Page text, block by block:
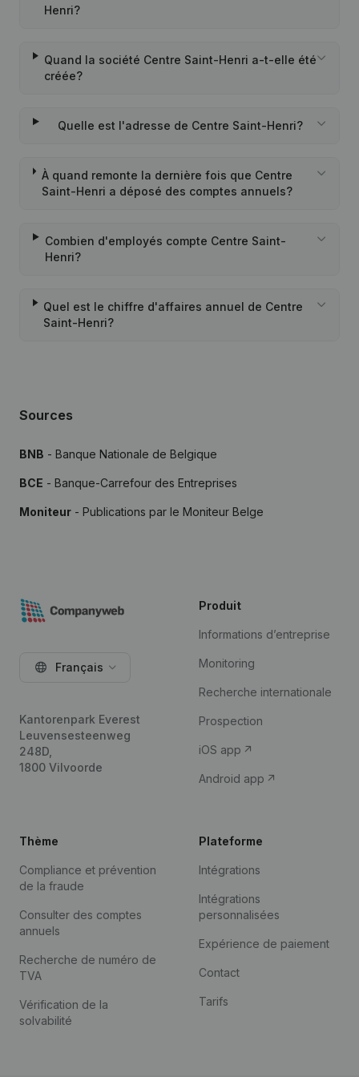
Henri?
Quand la société Centre Saint-Henri a-t-elle été
créée?
Quelle est l'adresse de Centre Saint-Henri?
À quand remonte la dernière fois que Centre
Saint-Henri a déposé des comptes annuels?
Combien d'employés compte Centre Saint-
Henri?
Quel est le chiffre d'affaires annuel de Centre
Saint-Henri?
Sources
BNB - Banque Nationale de Belgique
BCE - Banque-Carrefour des Entreprises
Moniteur - Publications par le Moniteur Belge
Français
Kantorenpark Everest
Leuvensesteenweg
248D,
1800 Vilvoorde
Produit
Informations d’entreprise
Monitoring
Recherche internationale
Prospection
iOS app
Android app
Thème
Compliance et prévention
de la fraude
Consulter des comptes
annuels
Recherche de numéro de
TVA
Vérification de la
solvabilité
Plateforme
Intégrations
Intégrations
personnalisées
Expérience de paiement
Contact
Tarifs